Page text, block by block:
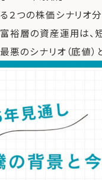
る２つの株価シナリオ
富裕層の資産運用は、
最悪のシナリオ（底値